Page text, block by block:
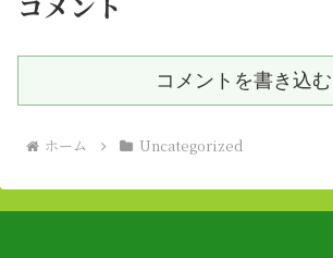
コメントを書き込む
ホーム Uncategorized